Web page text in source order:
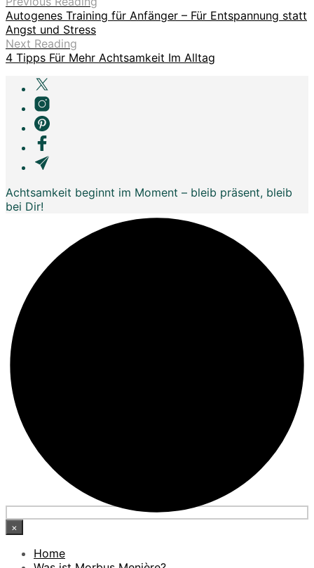
Autogenes Training für Anfänger – Für Entspannung statt
Angst und Stress
Next Reading
4 Tipps Für Mehr Achtsamkeit Im Alltag
Achtsamkeit beginnt im Moment – bleib präsent, bleib
bei Dir!
×
Home